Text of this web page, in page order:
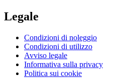
Legale
Condizioni di noleggio
Condizioni di utilizzo
Avviso legale
Informativa sulla privacy
Politica sui cookie